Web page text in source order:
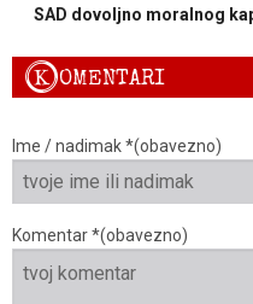
SAD dovoljno moralnog
KOMENTARI
Ime / nadimak *(obavezno)
Komentar *(obavezno)